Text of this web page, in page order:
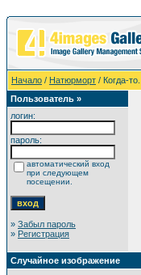
Начало / Натюрморт / Когда-то...
Пользователь »
логин:
пароль:
автоматический вход
при следующем
посещении.
» Забыл пароль
» Регистрация
Случайное изображение